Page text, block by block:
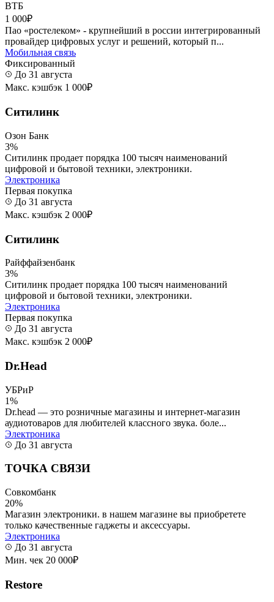
ВТБ
1 000₽
Пао «ростелеком» - крупнейший в россии интегрированный
провайдер цифровых услуг и решений, который п...
Мобильная связь
Фиксированный
До 31 августа
Макс. кэшбэк 1 000₽
Ситилинк
Озон Банк
3%
Ситилинк продает порядка 100 тысяч наименований
цифровой и бытовой техники, электроники.
Электроника
Первая покупка
До 31 августа
Макс. кэшбэк 2 000₽
Ситилинк
Райффайзенбанк
3%
Ситилинк продает порядка 100 тысяч наименований
цифровой и бытовой техники, электроники.
Электроника
Первая покупка
До 31 августа
Макс. кэшбэк 2 000₽
Dr.Head
УБРиР
1%
Dr.head — это розничные магазины и интернет-магазин
аудиотоваров для любителей классного звука. боле...
Электроника
До 31 августа
ТОЧКА СВЯЗИ
Совкомбанк
20%
Магазин электроники. в нашем магазине вы приобретете
только качественные гаджеты и аксессуары.
Электроника
До 31 августа
Мин. чек 20 000₽
Restore